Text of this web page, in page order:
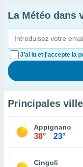
La Météo dans
J'ai lu et j'accepte la
Principales
Appignano
38° 23°
Cingoli